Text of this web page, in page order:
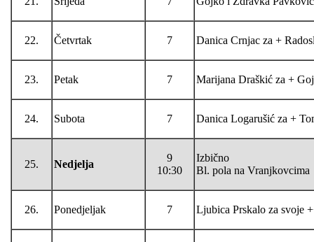
22. Četvrtak 7 Danica Crnjac za +
23. Petak 7 Marijana Draškić za +
24. Subota 7 Danica Logarušić za +
25. Nedjelja
9
10:30
Izbično
Bl. pola na Vranjkovcima
26. Ponedjeljak 7 Ljubica Prskalo za svoje